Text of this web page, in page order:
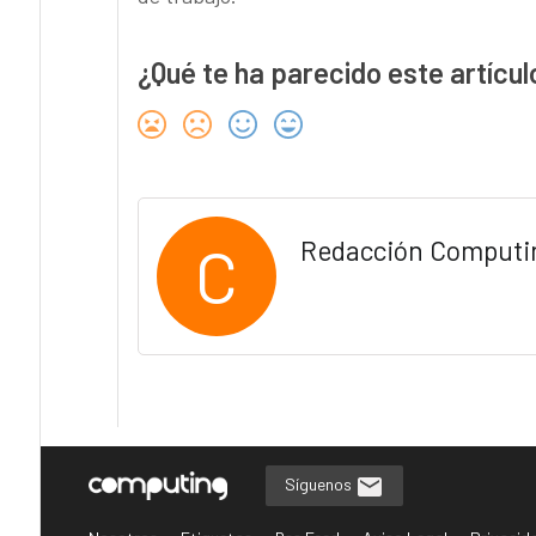
¿Qué te ha parecido este
C Redacción
Síguenos